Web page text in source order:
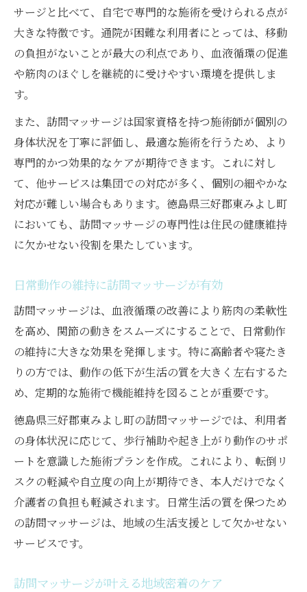
サージと比べて、自宅で専門的な施術を受けられる点が
大きな特徴です。通院が困難な利用者にとっては、移動
の負担がないことが最大の利点であり、血液循環の促進
や筋肉のほぐしを継続的に受けやすい環境を提供しま
す。
また、訪問マッサージは国家資格を持つ施術師が個別の
身体状況を丁寧に評価し、最適な施術を行うため、より
専門的かつ効果的なケアが期待できます。これに対し
て、他サービスは集団での対応が多く、個別の細やかな
対応が難しい場合もあります。徳島県三好郡東みよし町
においても、訪問マッサージの専門性は住民の健康維持
に欠かせない役割を果たしています。
日常動作の維持に訪問マッサージが有効
訪問マッサージは、血液循環の改善により筋肉の柔軟性
を高め、関節の動きをスムーズにすることで、日常動作
の維持に大きな効果を発揮します。特に高齢者や寝たき
りの方では、動作の低下が生活の質を大きく左右するた
め、定期的な施術で機能維持を図ることが重要です。
徳島県三好郡東みよし町の訪問マッサージでは、利用者
の身体状況に応じて、歩行補助や起き上がり動作のサポ
ートを意識した施術プランを作成。これにより、転倒リ
スクの軽減や自立度の向上が期待でき、本人だけでなく
介護者の負担も軽減されます。日常生活の質を保つため
の訪問マッサージは、地域の生活支援として欠かせない
サービスです。
訪問マッサージが叶える地域密着のケア